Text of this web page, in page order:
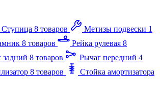
8 товаров Метизы подвески 1
8 товаров Рейка рулевая 8
задний 8 товаров Рычаг передний 4
8 товаров
Стойка амортизатора